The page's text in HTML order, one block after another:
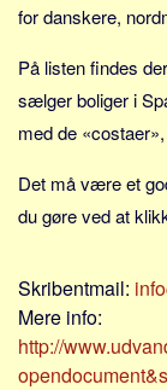
Sverige
Thailand
Italien
Nøgleord
Bolig
Job
for danskere,
På listen findes
sælger boliger i
med de
Det må være et
du gøre ved at
Skribentmail:
Mere info:
http://